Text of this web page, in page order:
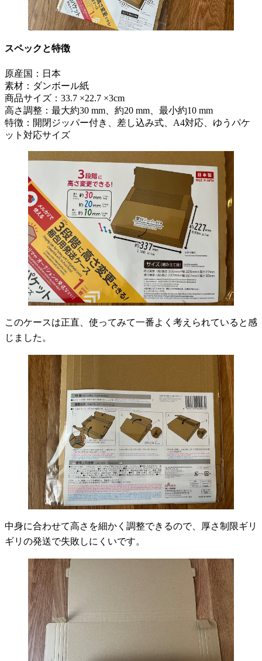
スペックと特徴
原産国：日本
素材：ダンボール紙
商品サイズ：33.7 ×22.7 ×3cm
高さ調整：最大約30 mm、約20 mm、最小約10 mm
特徴：開閉ジッパー付き、差し込み式、A4対応、ゆうパケ
ット対応サイズ
このケースは正直、使ってみて一番よく考えられていると感
じました。
中身に合わせて高さを細かく調整できるので、厚さ制限ギリ
ギリの発送で失敗しにくいです。